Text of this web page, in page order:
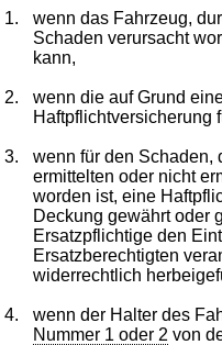
1.
wenn das Fahrzeug,
Schaden verursacht
kann,
2.
wenn die auf Grund
Haftpflichtversicherung
3.
wenn für den Schaden,
ermittelten oder nicht
worden ist, eine
Deckung gewährt oder
Ersatzpflichtige den
Ersatzberechtigten
widerrechtlich
4. wenn der Halter des
Nummer 1 oder 2 von